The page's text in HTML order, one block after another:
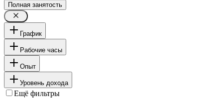
Полная занятость
График
Рабочие часы
Опыт
Уровень дохода
Ещё фильтры